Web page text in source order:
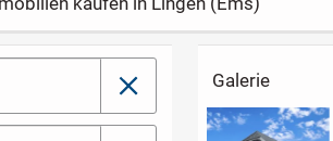
schließen
Galerie